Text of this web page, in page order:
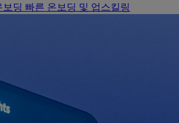
보딩 빠른 온보딩 및 업스킬링